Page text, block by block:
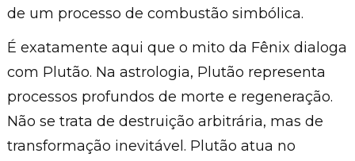
de um processo de combustão simbólica.
É exatamente aqui que o mito da Fênix dialoga
com Plutão. Na astrologia, Plutão representa
processos profundos de morte e regeneração.
Não se trata de destruição arbitrária, mas de
transformação inevitável. Plutão atua no